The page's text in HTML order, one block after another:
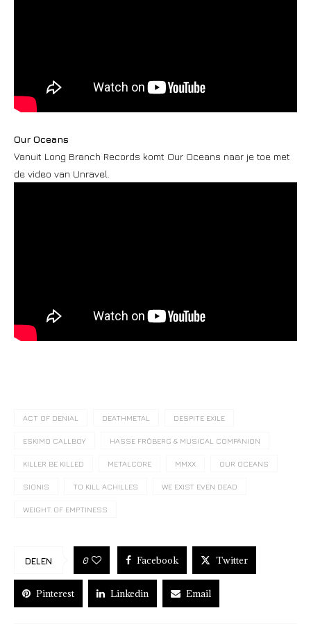
Our Oceans
Vanuit Long Branch Records komt Our Oceans naar je toe met
de video van Unravel.
ACT OF DENIAL DEATHMETAL DESPITE EXILE
ESKIMO CALLBOY HASSE FRÖBERG & MUSICAL COMPANION
KILLER BE KILLED METALCORE MMXX OUR OCEANS
SIONIS TO KILL ACHILLES WE EXIST EVEN DEAD
WEIGHT OF EMPTINESS
DELEN 0 Facebook Twitter
Pinterest Linkedin Email